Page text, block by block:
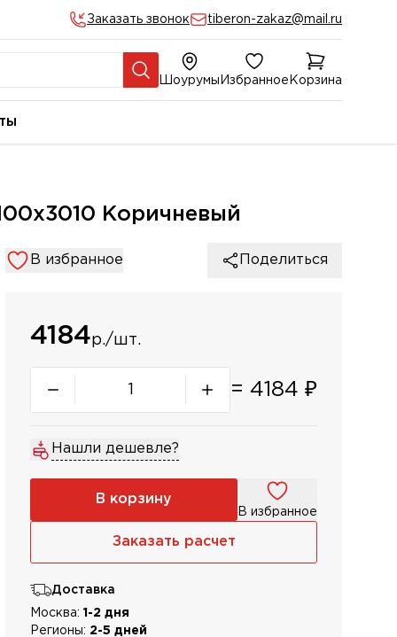
Заказать звонок tiberon-zakaz@mail.ru
Шоурумы Избранное Корзина
Коричневый
В избранное Поделиться
4184р./шт.
= 4184 ₽
Нашли дешевле?
В корзину
В избранное
Заказать расчет
Доставка
Москва: 1-2 дня
Регионы: 2-5 дней